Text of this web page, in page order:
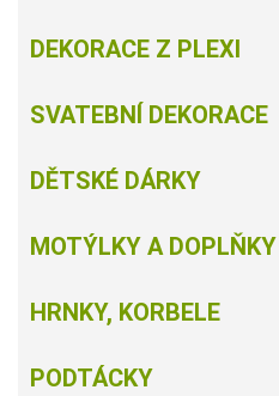
DEKORACE Z PLEXI
SVATEBNÍ DEKORACE
DĚTSKÉ DÁRKY
MOTÝLKY A DOPLŇKY
HRNKY, KORBELE
PODTÁCKY